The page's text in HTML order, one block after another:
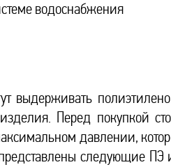
водоснабжения
выдерживать
Перед покупкой
давлении,
следующие ПЭ